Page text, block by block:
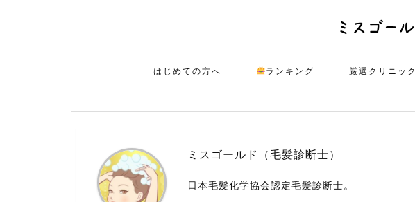
はじめての方へ ランキング 厳選クリニック
ミスゴールド（毛髪診断士）
日本毛髪化学協会認定毛髪診断士。